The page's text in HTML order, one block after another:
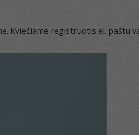
Kviečiame registruotis el. paštu